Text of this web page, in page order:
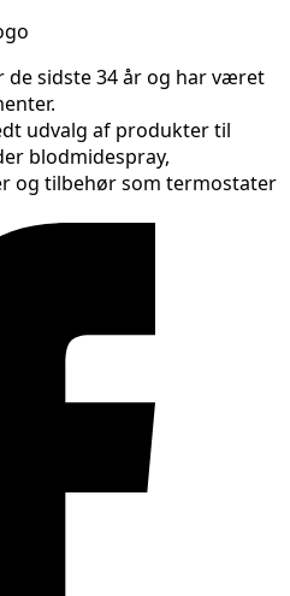
de sidste 34 år og har været
udvalg af produkter til
blodmidespray,
og tilbehør som termostater